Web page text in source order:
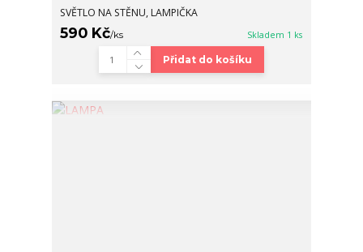
SVĚTLO NA STĚNU, LAMPIČKA
590 Kč/ks Skladem 1 ks
Přidat do košíku